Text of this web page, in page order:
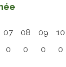
07 08 09
10
0 0 0 0